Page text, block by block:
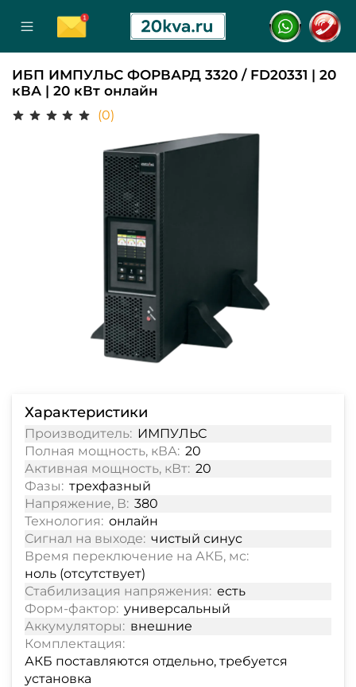
ИБП ИМПУЛЬС ФОРВАРД 3320 / FD20331 | 20
кВА | 20 кВт онлайн
(0)
Характеристики
Производитель: ИМПУЛЬС
Полная мощность, кВА: 20
Активная мощность, кВт: 20
Фазы: трехфазный
Напряжение, В: 380
Технология: онлайн
Сигнал на выходе: чистый синус
Время переключение на АКБ, мс:
ноль (отсутствует)
Стабилизация напряжения: есть
Форм-фактор: универсальный
Аккумуляторы: внешние
Комплектация:
АКБ поставляются отдельно, требуется
установка